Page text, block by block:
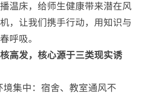
温床，给师生健康带来潜在风
，让我们携手行动，用知识与
呼吸。
高发，核心源于三类现实诱
境集中：宿舍、教室通风不